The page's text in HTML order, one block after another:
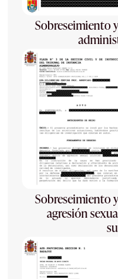
Sobreseimiento
Sobreseimiento
agresión